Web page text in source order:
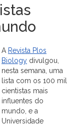
A Revista Plos
Biology divulgou,
nesta semana, uma
lista com os 100 mil
cientistas mais
influentes do
mundo, e a
Universidade